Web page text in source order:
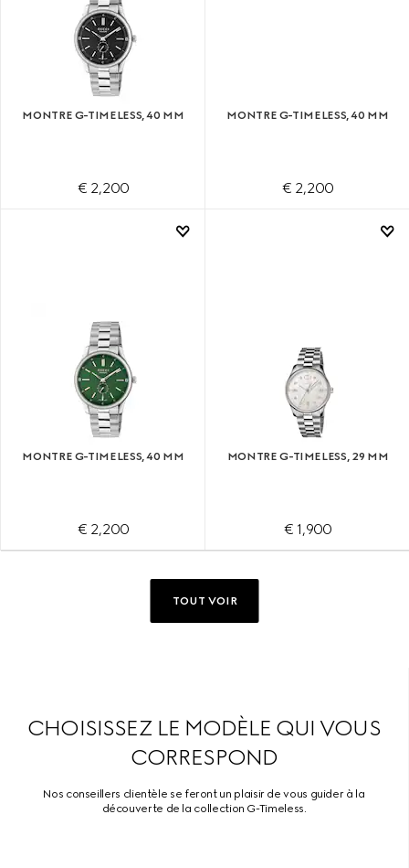
MONTRE G-TIMELESS, 40 MM
€ 2,200
MONTRE G-TIMELESS, 40 MM
€ 2,200
MONTRE G-TIMELESS, 40 MM
€ 2,200
MONTRE G-TIMELESS, 29 MM
€ 1,900
TOUT VOIR
CHOISISSEZ LE MODÈLE QUI VOUS
CORRESPOND
Nos conseillers clientèle se feront un plaisir de vous guider à la
découverte de la collection G-Timeless.